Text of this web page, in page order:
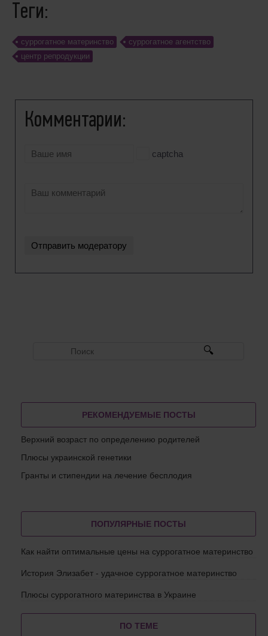
Теги:
cуррогатное материнство
суррогатное агентство
центр репродукции
Комментарии:
captcha
РЕКОМЕНДУЕМЫЕ ПОСТЫ
Верхний возраст по определению родителей
Плюсы украинской генетики
Гранты и стипендии на лечение бесплодия
ПОПУЛЯРНЫЕ ПОСТЫ
Как найти оптимальные цены на суррогатное материнство
История Элизабет - удачное суррогатное материнство
Плюсы суррогатного материнства в Украине
ПО ТЕМЕ